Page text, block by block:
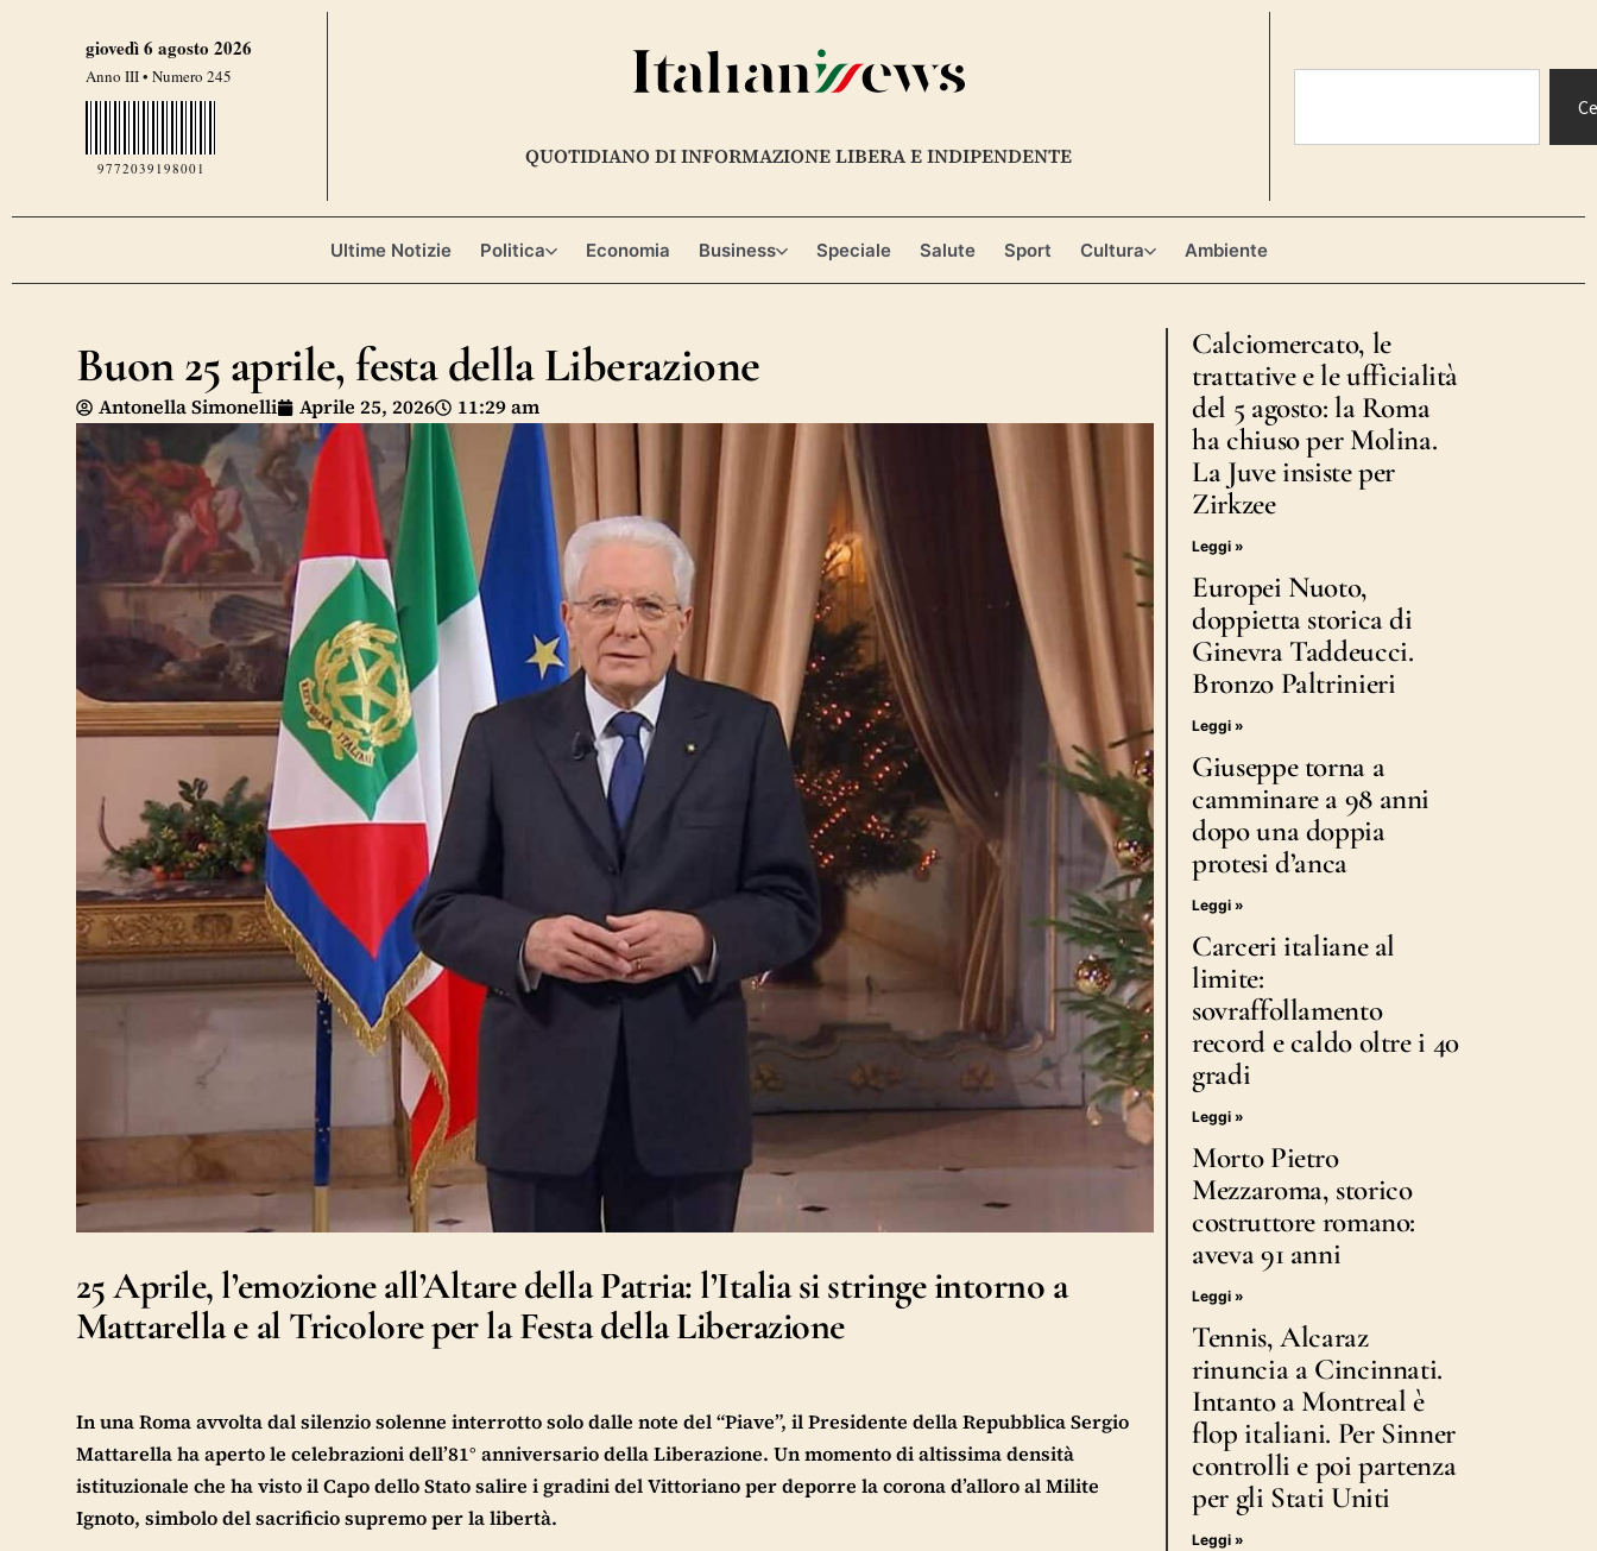
giovedì 6 agosto 2026
Anno III • Numero 245
9772039198001 QUOTIDIANO DI INFORMAZIONE LIBERA E INDIPENDENTE
Ultime Notizie Politica Economia Business Speciale Salute Sport Cultura Ambiente
Buon 25 aprile, festa della Liberazione
Antonella Simonelli Aprile 25, 2026 11:29 am
25 Aprile, l’emozione all’Altare della Patria: l’Italia si stringe intorno a
Mattarella e al Tricolore per la Festa della Liberazione
In una Roma avvolta dal silenzio solenne interrotto solo dalle note del “Piave”, il Presidente della Repubblica Sergio
Mattarella ha aperto le celebrazioni dell’81° anniversario della Liberazione. Un momento di altissima densità
istituzionale che ha visto il Capo dello Stato salire i gradini del Vittoriano per deporre la corona d’alloro al Milite
Ignoto, simbolo del sacrificio supremo per la libertà.
Calciomercato, le
trattative e le ufficialità
del 5 agosto: la Roma
ha chiuso per Molina.
La Juve insiste per
Zirkzee
Leggi »
Europei Nuoto,
doppietta storica di
Ginevra Taddeucci.
Bronzo Paltrinieri
Leggi »
Giuseppe torna a
camminare a 98 anni
dopo una doppia
protesi d’anca
Leggi »
Carceri italiane al
limite:
sovraffollamento
record e caldo oltre i 40
gradi
Leggi »
Morto Pietro
Mezzaroma, storico
costruttore romano:
aveva 91 anni
Leggi »
Tennis, Alcaraz
rinuncia a Cincinnati.
Intanto a Montreal è
flop italiani. Per Sinner
controlli e poi partenza
per gli Stati Uniti
Leggi »